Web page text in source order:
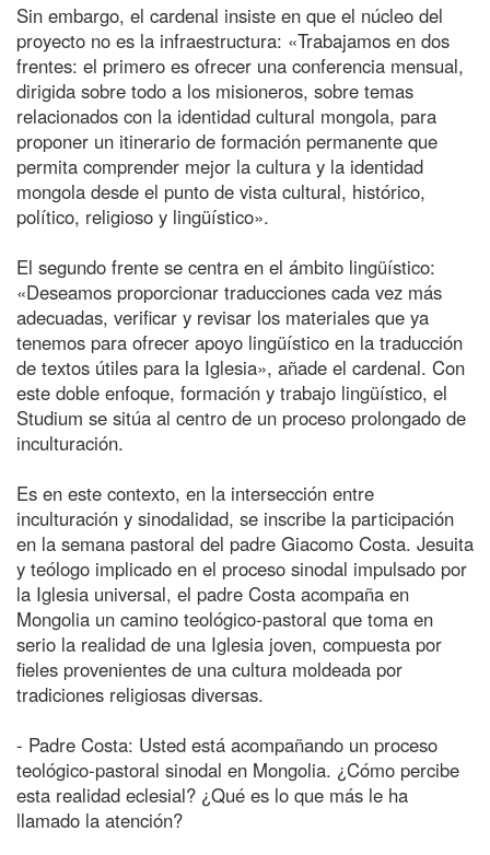
Sin embargo, el cardenal insiste en que el núcleo del
proyecto no es la infraestructura: «Trabajamos en dos
frentes: el primero es ofrecer una conferencia mensual,
dirigida sobre todo a los misioneros, sobre temas
relacionados con la identidad cultural mongola, para
proponer un itinerario de formación permanente que
permita comprender mejor la cultura y la identidad
mongola desde el punto de vista cultural, histórico,
político, religioso y lingüístico».
El segundo frente se centra en el ámbito lingüístico:
«Deseamos proporcionar traducciones cada vez más
adecuadas, verificar y revisar los materiales que ya
tenemos para ofrecer apoyo lingüístico en la traducción
de textos útiles para la Iglesia», añade el cardenal. Con
este doble enfoque, formación y trabajo lingüístico, el
Studium se sitúa al centro de un proceso prolongado de
inculturación.
Es en este contexto, en la intersección entre
inculturación y sinodalidad, se inscribe la participación
en la semana pastoral del padre Giacomo Costa. Jesuita
y teólogo implicado en el proceso sinodal impulsado por
la Iglesia universal, el padre Costa acompaña en
Mongolia un camino teológico-pastoral que toma en
serio la realidad de una Iglesia joven, compuesta por
fieles provenientes de una cultura moldeada por
tradiciones religiosas diversas.
- Padre Costa: Usted está acompañando un proceso
teológico-pastoral sinodal en Mongolia. ¿Cómo percibe
esta realidad eclesial? ¿Qué es lo que más le ha
llamado la atención?